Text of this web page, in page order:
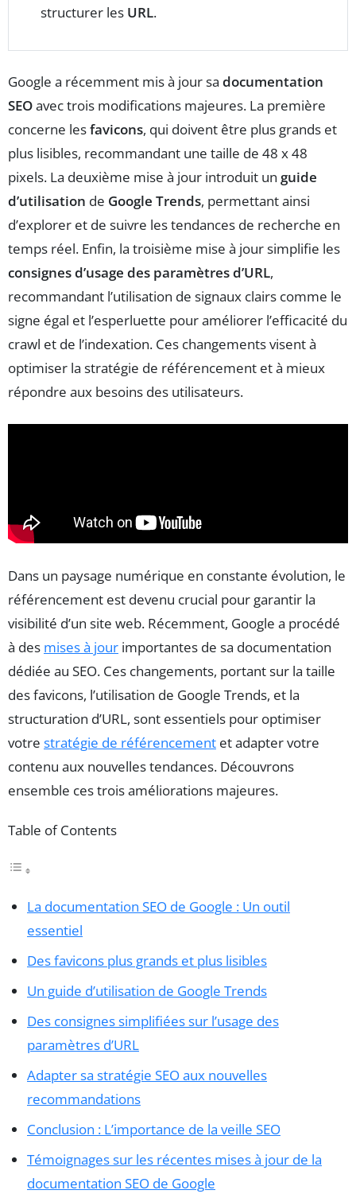
structurer les URL.
Google a récemment mis à jour sa documentation
SEOavec trois modifications majeures. La première
concerne lesfavicons, qui doivent être plus grands et
plus lisibles, recommandant une taille de 48 x 48
pixels. La deuxième mise à jour introduit un guide
d’utilisation de Google Trends, permettant ainsi
d’explorer et de suivre les tendances de recherche en
temps réel. Enfin, la troisième mise à jour simplifie les
consignes d’usage des paramètres d’URL,
recommandant l’utilisation de signaux clairs comme le
signe égal et l’esperluette pour améliorer l’efficacité du
crawl et de l’indexation. Ces changements visent à
optimiser la stratégie de référencement et à mieux
répondre aux besoins des utilisateurs.
Dans un paysage numérique en constante évolution, le
référencement est devenu crucial pour garantir la
visibilité d’un site web. Récemment, Google a procédé
à des mises à jour importantes de sa documentation
dédiée au SEO. Ces changements, portant sur la taille
des favicons, l’utilisation de Google Trends, et la
structuration d’URL, sont essentiels pour optimiser
votre stratégie de référencement et adapter votre
contenu aux nouvelles tendances. Découvrons
ensemble ces trois améliorations majeures.
Table of Contents
La documentation SEO de Google : Un outil
essentiel
Des favicons plus grands et plus lisibles
Un guide d’utilisation de Google Trends
Des consignes simplifiées sur l’usage des
paramètres d’URL
Adapter sa stratégie SEO aux nouvelles
recommandations
Conclusion : L’importance de la veille SEO
Témoignages sur les récentes mises à jour de la
documentation SEO de Google